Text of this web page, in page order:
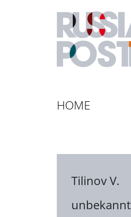
HOME
Tilinov V.
unbekannt